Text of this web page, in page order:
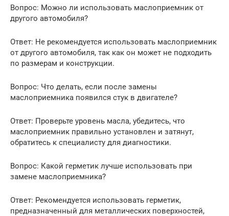
Вопрос: Можно ли использовать маслоприемник от
другого автомобиля?
Ответ: Не рекомендуется использовать маслоприемник
от другого автомобиля, так как он может не подходить
по размерам и конструкции.
Вопрос: Что делать, если после замены
маслоприемника появился стук в двигателе?
Ответ: Проверьте уровень масла, убедитесь, что
маслоприемник правильно установлен и затянут,
обратитесь к специалисту для диагностики.
Вопрос: Какой герметик лучше использовать при
замене маслоприемника?
Ответ: Рекомендуется использовать герметик,
предназначенный для металлических поверхностей,